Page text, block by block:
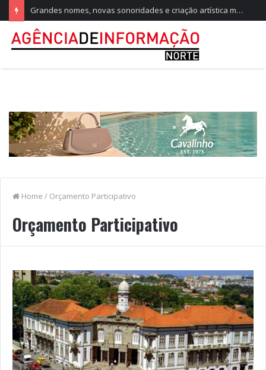
Grandes nomes, novas sonoridades e criação artística marcam a nova temporada do CTAL
Home / Orçamento Participativo
Orçamento Participativo